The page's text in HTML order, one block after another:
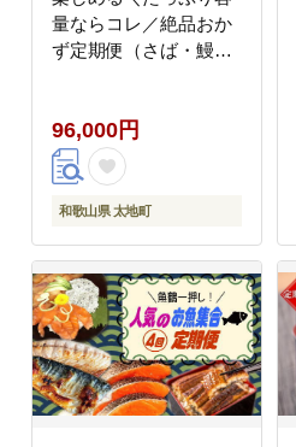
量ならコレ／絶品おか
ず定期便（さば・鰻・
96,000円
和歌山県 太地町